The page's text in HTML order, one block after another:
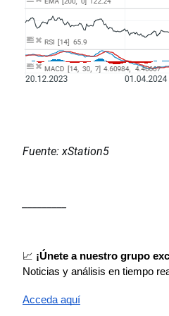
Fuente: xStation5
📈 ¡Únete a nuestro grupo
Noticias y análisis en tiempo
Acceda aquí